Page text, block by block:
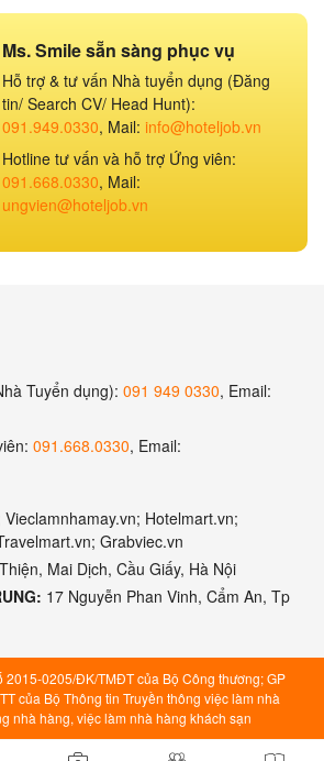
Ms. Smile sẵn sàng phục vụ
Hỗ trợ & tư vấn Nhà tuyển dụng (Đăng
tin/ Search CV/ Head Hunt):
091.949.0330, Mail: info@hoteljob.vn
Hotline tư vấn và hỗ trợ Ứng viên:
091.668.0330, Mail:
ungvien@hoteljob.vn
Tuyển dụng): 091 949 0330, Email:
091.668.0330, Email:
Vieclamnhamay.vn; Hotelmart.vn;
Grabviec.vn
Mai Dịch, Cầu Giấy, Hà Nội
17 Nguyễn Phan Vinh, Cẩm An, Tp
0205/ĐK/TMĐT của Bộ Công thương; GP
của Bộ Thông tin Truyền thông việc làm nhà
nhà hàng, việc làm nhà hàng khách sạn